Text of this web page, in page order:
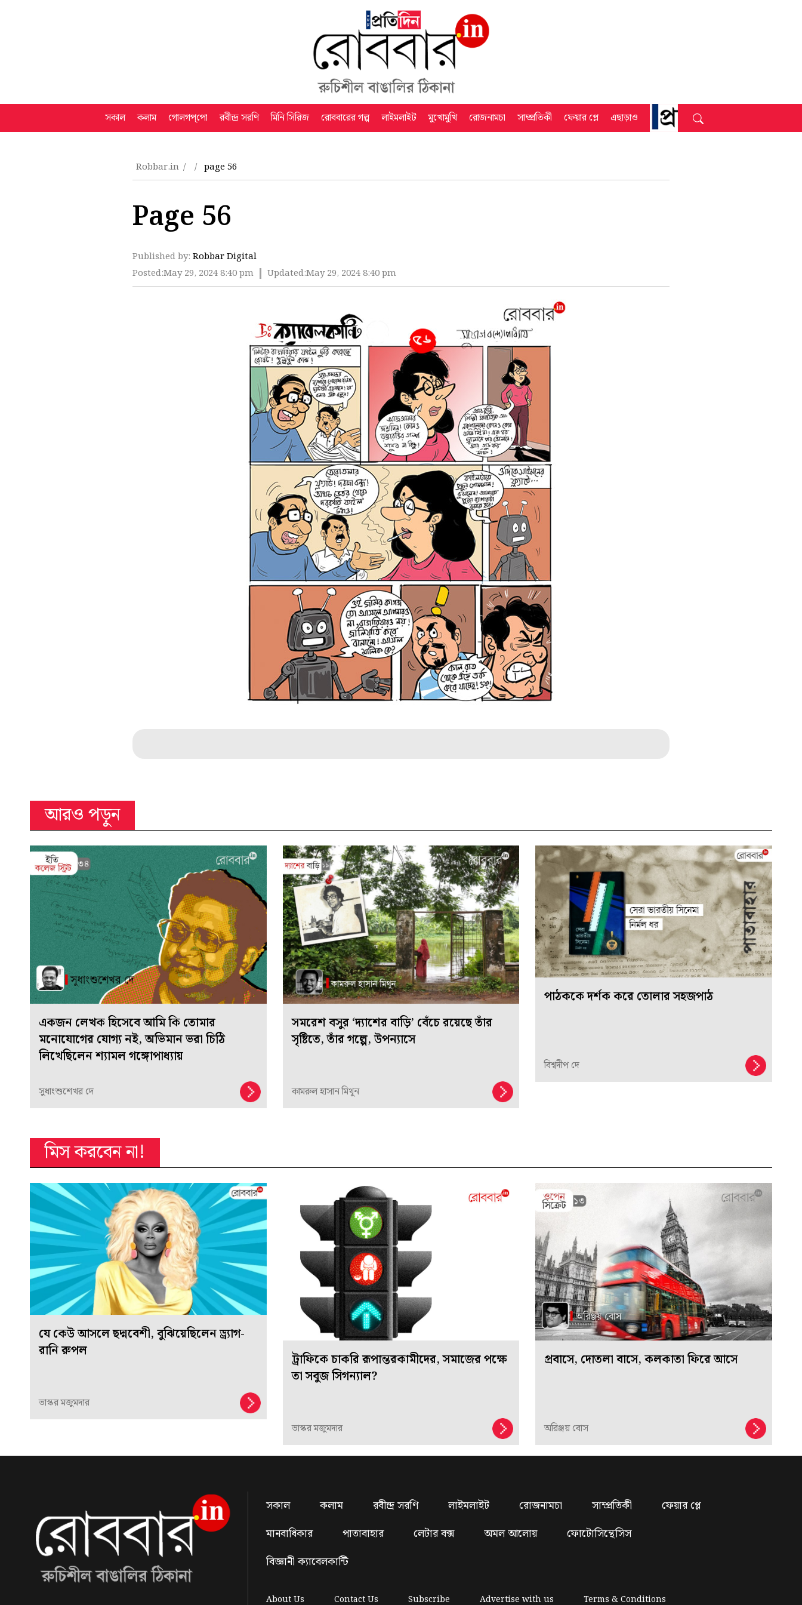
সকাল কলাম গোলগপ্‌পো রবীন্দ্র সরণি মিনি সিরিজ রোববারের গল্প লাইমলাইট মুখোমুখি রোজনামচা সাম্প্রতিকী ফেয়ার প্লে এছাড়াও
Robbar.in page 56
Page 56
Published by: Robbar Digital
Posted:May 29, 2024 8:40 pm Updated:May 29, 2024 8:40 pm
আরও পড়ুন
একজন লেখক হিসেবে আমি কি তোমার
মনোযোগের যোগ্য নই, অভিমান ভরা চিঠি
লিখেছিলেন শ্যামল গঙ্গোপাধ্যায়
সুধাংশুশেখর দে
সমরেশ বসুর ‘দ্যাশের বাড়ি’ বেঁচে রয়েছে তাঁর
সৃষ্টিতে, তাঁর গল্পে, উপন্যাসে
কামরুল হাসান মিথুন
পাঠককে দর্শক করে তোলার সহজপাঠ
বিশ্বদীপ দে
মিস করবেন না!
যে কেউ আসলে ছদ্মবেশী, বুঝিয়েছিলেন ড্র্যাগ-
রানি রুপল
ভাস্কর মজুমদার
ট্রাফিকে চাকরি রূপান্তরকামীদের, সমাজের পক্ষে
তা সবুজ সিগন্যাল?
ভাস্কর মজুমদার
প্রবাসে, দোতলা বাসে, কলকাতা ফিরে আসে
অরিঞ্জয় বোস
সকাল কলাম রবীন্দ্র সরণি লাইমলাইট রোজনামচা সাম্প্রতিকী
ফেয়ার প্লে
মানবাধিকার
পাতাবাহার লেটার বক্স অমল আলোয়
ফোটোসিন্থেসিস
বিজ্ঞানী ক্যাবেলকান্টি
About Us Contact Us Subscribe Advertise with us Terms & Conditions